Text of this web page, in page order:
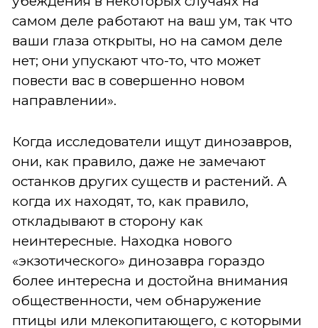
самом деле работают на ваш ум, так что
ваши глаза открыты, но на самом деле
нет; они упускают что-то, что может
повести вас в совершенно новом
направлении».
Когда исследователи ищут динозавров,
они, как правило, даже не замечают
останков других существ и растений. А
когда их находят, то, как правило,
откладывают в сторону как
неинтересные. Находка нового
«экзотического» динозавра гораздо
более интересна и достойна внимания
общественности, чем обнаружение
птицы или млекопитающего, с которыми